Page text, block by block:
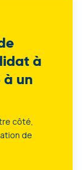
à
à un
côté,
de